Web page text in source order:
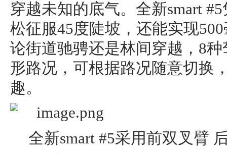
穿越未知的底气。全新smart
松征服45度陡坡，还能实现
论街道驰骋还是林间穿越，8
形路况，可根据路况随意切换
趣。
全新smart #5采用前双叉臂